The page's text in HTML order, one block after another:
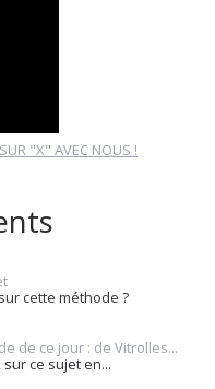
"X" AVEC NOUS !
cette méthode ?
de ce jour : de Vitrolles...
ce sujet en...